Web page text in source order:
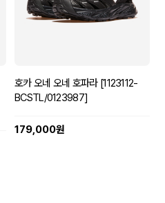
호카 오네 오네 호파라 [1123112-
BCSTL/0123987]
179,000원